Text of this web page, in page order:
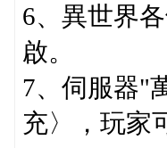
6、異世界
啟。
7、伺服器"
充〉，玩家